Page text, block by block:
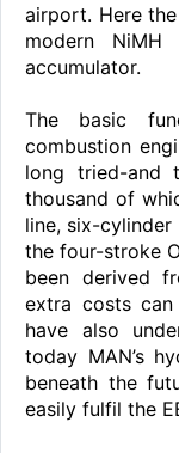
airport. Here
modern
accumulator.
The basic
combustion
long tried-and
thousand of
line, six-
the four-stroke
been derived
extra costs
have also
today MAN’s
beneath the
easily fulfil the